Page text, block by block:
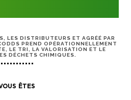
LES DISTRIBUTEURS ET AGRÉÉ PAR
PREND OPÉRATIONNELLEMENT
LE TRI, LA VALORISATION ET LE
DÉCHETS CHIMIQUES.
ÊTES